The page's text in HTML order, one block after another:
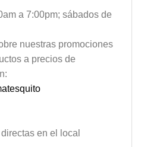
a 7:00pm; sábados de
nuestras promociones
a precios de
en el local